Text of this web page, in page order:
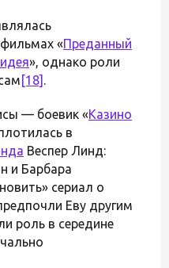
«Преданный
», однако роли
[18] .
— боевик «Казино
в
Веспер Линд:
и Барбара
сериал о
Еву другим
роль в середине